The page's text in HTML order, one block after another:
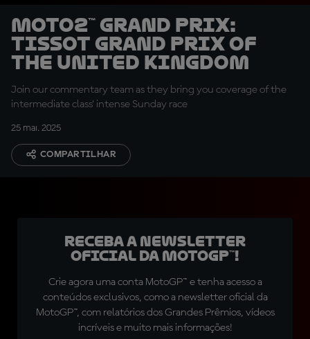
Moto2™ Grand Prix:
Tissot Grand Prix of
the United Kingdom
Join our commentary team as they bring you coverage of the
intermediate class' intense Sunday race
25 mai. 2025
COMPARTILHAR
Receba a newsletter
oficial da MotoGP™!
Crie agora uma conta MotoGP™ e tenha acesso a
conteúdos exclusivos, como a newsletter oficial da
MotoGP™, com relatórios dos Grandes Prêmios, vídeos
incríveis e muito mais informações!